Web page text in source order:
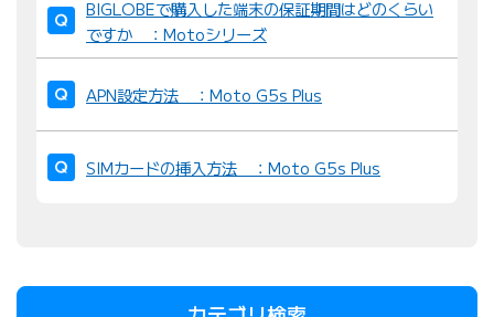
BIGLOBEで購入した端末の保証期間はどのくらい
ですか ：Motoシリーズ
APN設定方法 ：Moto G5s Plus
SIMカードの挿入方法 ：Moto G5s Plus